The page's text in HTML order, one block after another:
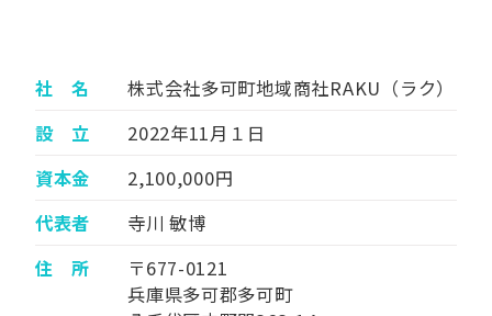
社 名
株式会社多可町地域商社RAKU（ラク）
設 立
2022年11月１日
資本金
2,100,000円
代表者
寺川 敏博
住 所
〒677-0121
兵庫県多可郡多可町